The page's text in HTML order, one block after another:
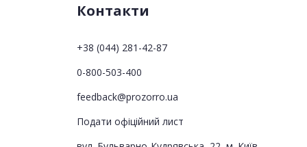
Контакти
+38 (044) 281-42-87
0-800-503-400
feedback@prozorro.ua
Подати офіційний лист